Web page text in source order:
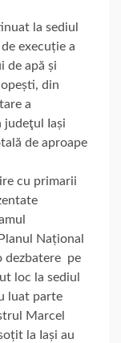
la sediul
execuție a
de apă și
din
a
judeţul Iași
de aproape
cu primarii
Național
dezbatere pe
loc la sediul
luat parte
Marcel
la Iași au